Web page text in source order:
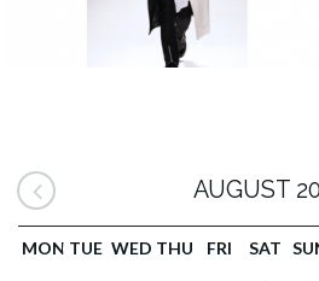
AUGUST
MON TUE WED THU FRI SAT